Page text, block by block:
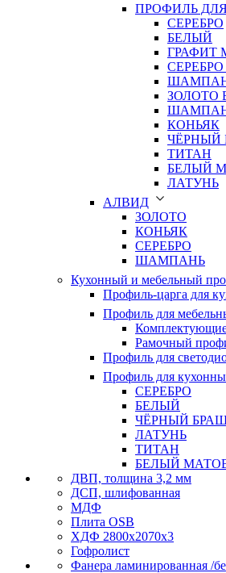
ПРОФИЛЬ
СЕРЕБРО
БЕЛЫЙ
ГРАФИТ
ЗОЛОТО
КОНЬЯК
ЧЁРНЫЙ
ТИТАН
БЕЛЫЙ
ЛАТУНЬ
АЛВИД
ЗОЛОТО
КОНЬЯК
СЕРЕБРО
ШАМПАНЬ
Кухонный и мебельный
Профиль-царга для
Профиль для
Рамочный
Профиль для
Профиль для
СЕРЕБРО
БЕЛЫЙ
ЧЁРНЫЙ
ЛАТУНЬ
ТИТАН
БЕЛЫЙ
ДВП, толщина 3,2 мм
ДСП, шлифованная
МДФ
Плита OSB
ХДФ 2800х2070х3
Гофролист
Фанера ламинированная /